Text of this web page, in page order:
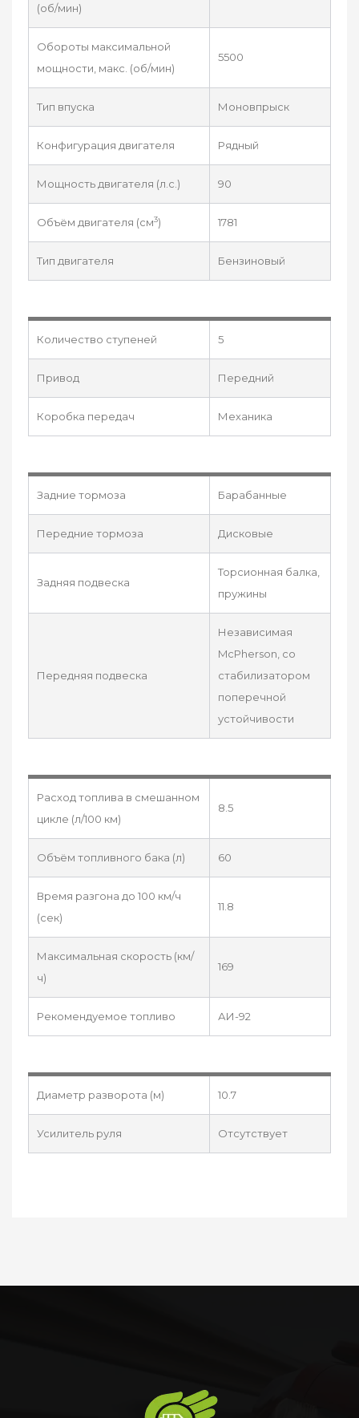
(об/мин)
Обороты максимальной
мощности, макс. (об/мин)
5500
Тип впуска Моновпрыск
Конфигурация двигателя Рядный
Мощность двигателя (л.с.) 90
Объём двигателя (см3) 1781
Тип двигателя Бензиновый
Количество ступеней 5
Привод Передний
Коробка передач Механика
Задние тормоза Барабанные
Передние тормоза Дисковые
Задняя подвеска
Торсионная балка,
пружины
Передняя подвеска
Независимая
McPherson, со
стабилизатором
поперечной
устойчивости
Расход топлива в смешанном
цикле (л/100 км)
8.5
Объём топливного бака (л) 60
Время разгона до 100 км/ч
(сек)
11.8
Максимальная скорость (км/
ч)
169
Рекомендуемое топливо АИ-92
Диаметр разворота (м) 10.7
Усилитель руля Отсутствует